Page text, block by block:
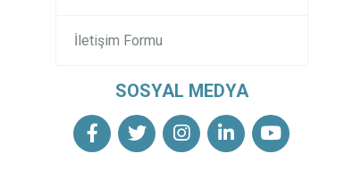
İletişim Formu
SOSYAL MEDYA